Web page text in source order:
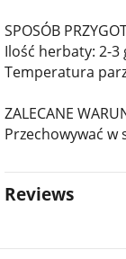
SPOSÓB
Ilość herbaty: 2-3
Temperatura
ZALECANE
Przechowywać w
Reviews